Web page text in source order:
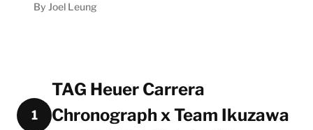
By Joel Leung
1
TAG Heuer Carrera
Chronograph x Team Ikuzawa